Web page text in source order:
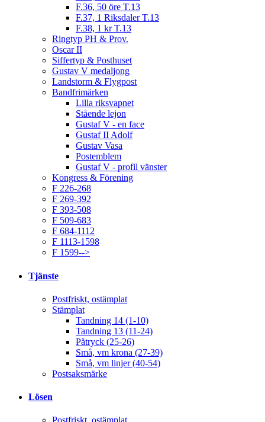
F.36, 50 öre T.13
F.37, 1 Riksdaler T.13
F.38, 1 kr T.13
Ringtyp PH & Prov.
Oscar II
Siffertyp & Posthuset
Gustav V medaljong
Landstorm & Flygpost
Bandfrimärken
Lilla riksvapnet
Stående lejon
Gustaf V - en face
Gustaf II Adolf
Gustav Vasa
Postemblem
Gustaf V - profil vänster
Kongress & Förening
F 226-268
F 269-392
F 393-508
F 509-683
F 684-1112
F 1113-1598
F 1599-->
Tjänste
Postfriskt, ostämplat
Stämplat
Tandning 14 (1-10)
Tandning 13 (11-24)
Påtryck (25-26)
Små, vm krona (27-39)
Små, vm linjer (40-54)
Postsaksmärke
Lösen